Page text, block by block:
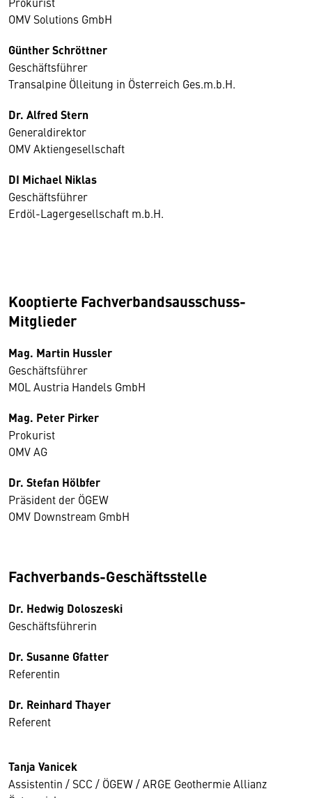
OMV Solutions GmbH
Günther Schröttner
Geschäftsführer
Transalpine Ölleitung in Österreich Ges.m.b.H.
Dr. Alfred Stern
Generaldirektor
OMV Aktiengesellschaft
DI Michael Niklas
Geschäftsführer
Erdöl-Lagergesellschaft m.b.H.
Kooptierte Fachverbandsausschuss-
Mitglieder
Mag. Martin Hussler
Geschäftsführer
MOL Austria Handels GmbH
Mag. Peter Pirker
Prokurist
OMV AG
Dr. Stefan Hölbfer
Präsident der ÖGEW
OMV Downstream GmbH
Fachverbands-Geschäftsstelle
Dr. Hedwig Doloszeski
Geschäftsführerin
Dr. Susanne Gfatter
Referentin
Dr. Reinhard Thayer
Referent
Tanja Vanicek
Assistentin / SCC / ÖGEW / ARGE Geothermie Allianz